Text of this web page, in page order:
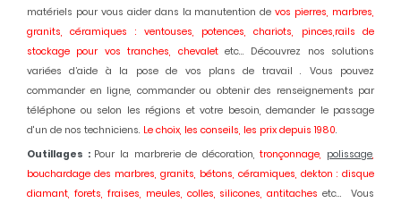
matériels pour vous aider dans la manutention devos pierres, marbres,
granits, céramiques : ventouses, potences, chariots, pinces,rails de
stockage pour vos tranches, chevalet etc... Découvrez nos solutions
variées d’aide à la pose de vos plans de travail . Vous pouvez
commander en ligne, commander ou obtenir des renseignements par
téléphone ou selon les régions et votre besoin, demander le passage
d'un de nos techniciens. Le choix, les conseils, les prix depuis 1980.
Outillages : Pour la marbrerie de décoration,tronçonnage, polissage,
bouchardage des marbres, granits, bétons, céramiques, dekton : disque
diamant, forets, fraises, meules, colles, silicones, antitaches etc... Vous